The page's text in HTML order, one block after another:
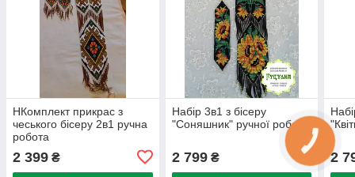
НКомплект прикрас з
чеського бісеру 2в1 ручна
робота
2 399 ₴
Набір 3в1 з бісеру
"Соняшник" ручної роботи
2 799₴ 2